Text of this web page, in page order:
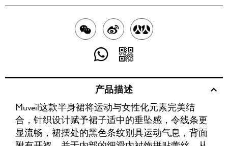
分
享
WECHAT
分
享
WEIBO
分
分
享
至
WHATSAPP
享
维
码
产品描述
Muveil这款半身裙将运动与女性化元素完美结
合，针织设计赋予裙子适中的垂坠感，令线条更
显流畅，裙摆处的黑色条纹别具运动气息，背面